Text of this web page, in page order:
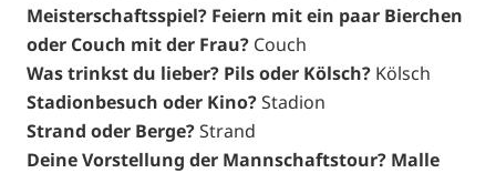
Meisterschaftsspiel? Feiern mit ein paar Bierchen
oder Couch mit der Frau? Couch
Was trinkst du lieber? Pils oder Kölsch? Kölsch
Stadionbesuch oder Kino?Stadion
Strand oder Berge?Strand
Deine Vorstellung der Mannschaftstour? Malle